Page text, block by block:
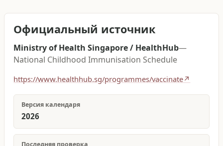
Официальный источник
Ministry of Health Singapore / HealthHub—
National Childhood Immunisation Schedule
https://www.healthhub.sg/programmes/vaccinate↗
Версия календаря
2026